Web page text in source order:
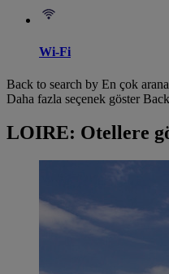
Wi-Fi
Back to search by En çok
Daha fazla seçenek göster
LOIRE: Otellere